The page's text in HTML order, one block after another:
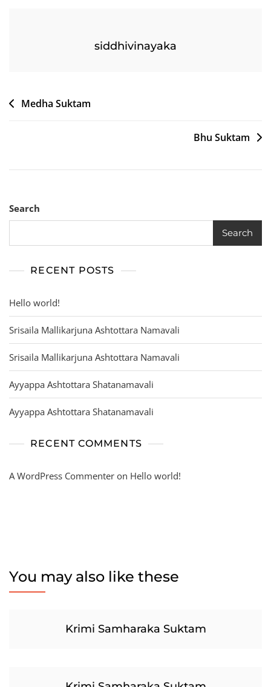
siddhivinayaka
Post
Medha Suktam
Bhu Suktam
Search
Search
RECENT POSTS
Hello world!
Srisaila Mallikarjuna Ashtottara Namavali
Srisaila Mallikarjuna Ashtottara Namavali
Ayyappa Ashtottara Shatanamavali
Ayyappa Ashtottara Shatanamavali
RECENT COMMENTS
A WordPress Commenter on Hello world!
You may also like these
Krimi Samharaka Suktam